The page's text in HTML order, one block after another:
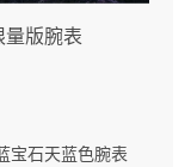
量版腕表
宝石天蓝色腕表